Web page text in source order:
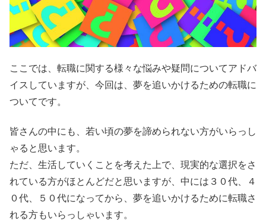
ここでは、転職に関する様々な悩みや疑問についてアドバ
イスしていますが、今回は、夢を追いかけるための転職に
ついてです。
皆さんの中にも、若い頃の夢を諦められない方がいらっし
ゃると思います。
ただ、生活していくことを考えた上で、現実的な選択をさ
れている方がほとんどだと思いますが、中には３０代、４
０代、５０代になってから、夢を追いかけるために転職さ
れる方もいらっしゃいます。